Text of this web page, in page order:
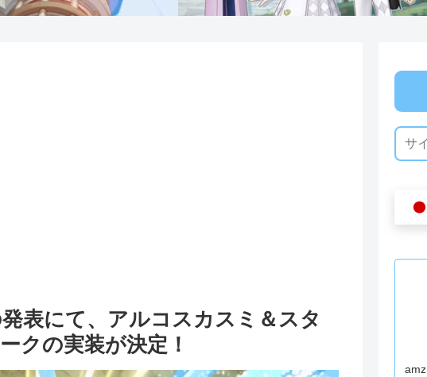
表にて、アルコスカスミ＆スタ
クの実装が決定！